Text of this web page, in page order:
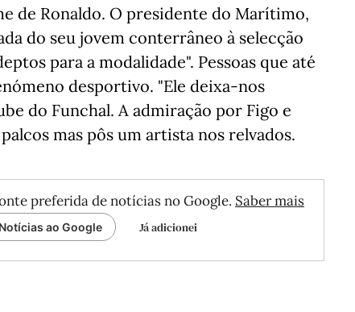
de Ronaldo. O presidente do Marítimo,
do seu jovem conterrâneo à selecção
para a modalidade". Pessoas que até
desportivo. "Ele deixa-nos
do Funchal. A admiração por Figo e
mas pôs um artista nos relvados.
preferida de notícias no Google. Saber mais
ao Google Já adicionei